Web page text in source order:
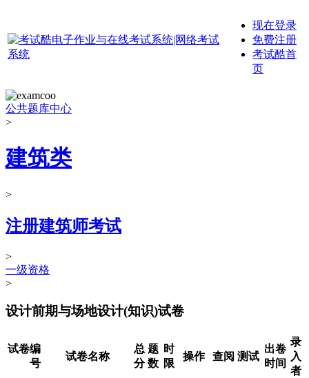
现在登录
免费注册
考试酷首
页
公共题库中心
>
建筑类
>
注册建筑师考试
>
一级资格
>
设计前期与场地设计(知识)试卷
试卷编
号
试卷名称
总
分
题
数
时
限
操作 查阅 测试
出卷
时间
录
入
者